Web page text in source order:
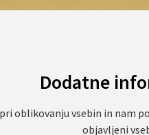
Dodatne
oblikovanju vsebin in nam
objavljeni